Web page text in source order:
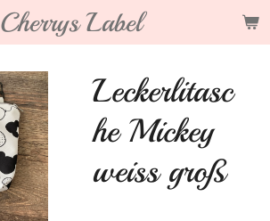
Cherrys Label
Leckerlitasc
he Mickey
weiss groß